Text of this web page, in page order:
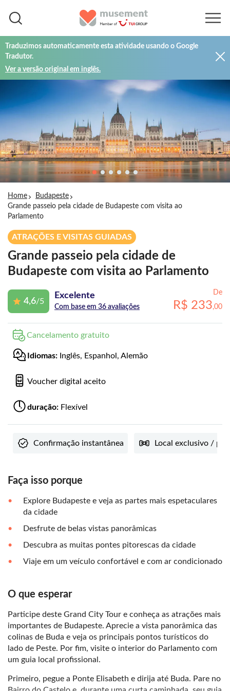
Traduzimos automaticamente esta atividade usando o Google
Tradutor.
Ver a versão original em inglês.
Home
Budapeste
Grande passeio pela cidade de Budapeste com visita ao
Parlamento
ATRAÇÕES E VISITAS GUIADAS
Grande passeio pela cidade de
Budapeste com visita ao Parlamento
4,6/5
Excelente
Com base em 36 avaliações
De
R$ 233,00
Cancelamento gratuito
Idiomas: Inglês, Espanhol, Alemão
Voucher digital aceito
duração: Flexível
Confirmação instantânea Local exclusivo /
Faça isso porque
Explore Budapeste e veja as partes mais espetaculares
da cidade
Desfrute de belas vistas panorâmicas
Descubra as muitas pontes pitorescas da cidade
Viaje em um veículo confortável e com ar condicionado
O que esperar
Participe deste Grand City Tour e conheça as atrações mais
importantes de Budapeste. Aprecie a vista panorâmica das
colinas de Buda e veja os principais pontos turísticos do
lado de Peste. Por fim, visite o interior do Parlamento com
um guia local profissional.
Primeiro, pegue a Ponte Elisabeth e dirija até Buda. Pare no